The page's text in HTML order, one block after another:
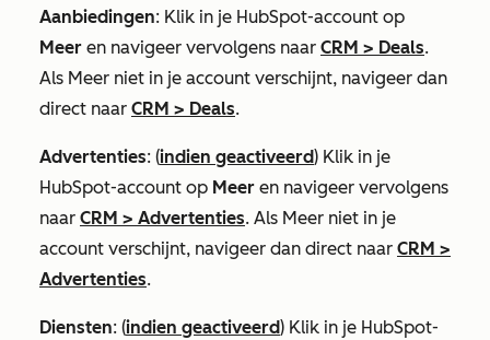
Aanbiedingen: Klik in je HubSpot-account op
Meer en navigeer vervolgens naar CRM > Deals.
Als Meer niet in je account verschijnt, navigeer dan
direct naar CRM > Deals.
Advertenties: (indien geactiveerd) Klik in je
HubSpot-account op Meer en navigeer vervolgens
naar CRM > Advertenties. Als Meer niet in je
account verschijnt, navigeer dan direct naar CRM >
Advertenties.
Diensten: (indien geactiveerd) Klik in je HubSpot-